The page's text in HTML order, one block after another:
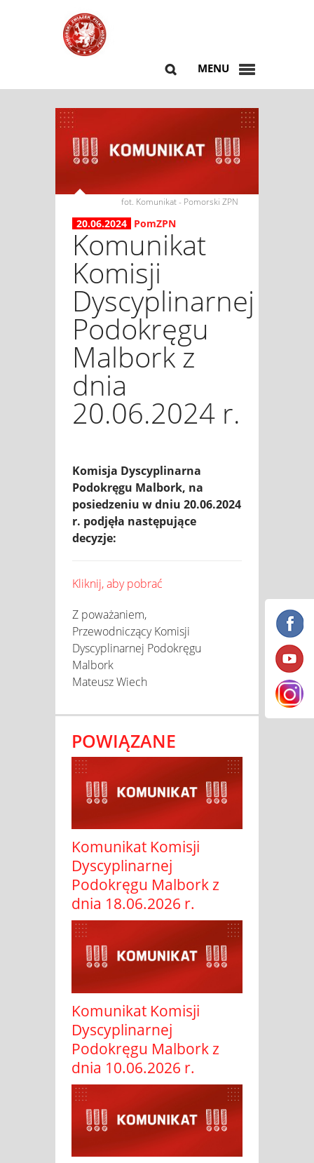
MENU
fot. Komunikat - Pomorski ZPN
20.06.2024 PomZPN
Komunikat
Komisji
Dyscyplinarnej
Podokręgu
Malbork z
dnia
20.06.2024 r.
Komisja Dyscyplinarna
Podokręgu Malbork, na
posiedzeniu w dniu 20.06.2024
r. podjęła następujące
decyzje:
Kliknij, aby pobrać
Z poważaniem,
Przewodniczący Komisji
Dyscyplinarnej Podokręgu
Malbork
Mateusz Wiech
POWIĄZANE
Komunikat Komisji
Dyscyplinarnej
Podokręgu Malbork z
dnia 18.06.2026 r.
Komunikat Komisji
Dyscyplinarnej
Podokręgu Malbork z
dnia 10.06.2026 r.